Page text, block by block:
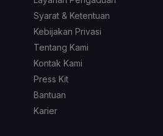
Syarat & Ketentuan
Kebijakan Privasi
Tentang Kami
Kontak Kami
Press Kit
Bantuan
Karier